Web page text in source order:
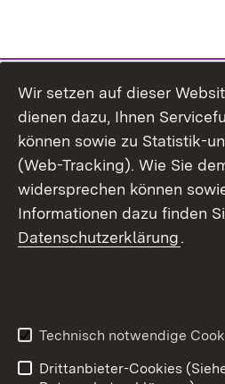
Wir setzen auf dieser
dienen dazu, Ihnen
können sowie zu Statistik-
(Web-Tracking). Wie Sie
widersprechen können
Informationen dazu finden
Datenschutzerklärung.
Technisch notwendige
Drittanbieter-Cookies